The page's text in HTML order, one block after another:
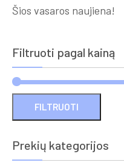
Šios vasaros naujiena!
Filtruoti pagal kainą
FILTRUOTI
Prekių kategorijos